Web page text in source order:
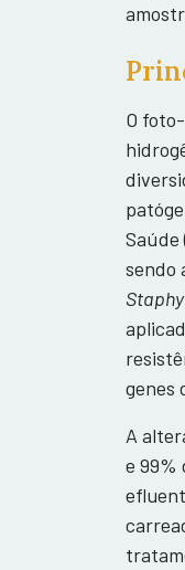
O
Saúde
sendo
genes
A
e 99%